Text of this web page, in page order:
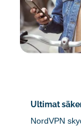
Ultimat
NordVPN